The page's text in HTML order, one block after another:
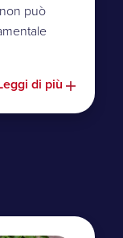
può
di più